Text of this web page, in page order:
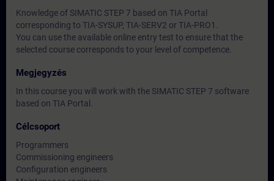
Knowledge of SIMATIC STEP 7 based on TIA Portal
corresponding to TIA-SYSUP, TIA-SERV2 or TIA-PRO1.
You can use the available online entry test to ensure that the
selected course corresponds to your level of competence.
Megjegyzés
In this course you will work with the SIMATIC STEP 7 software
based on TIA Portal.
Célcsoport
Programmers
Commissioning engineers
Configuration engineers